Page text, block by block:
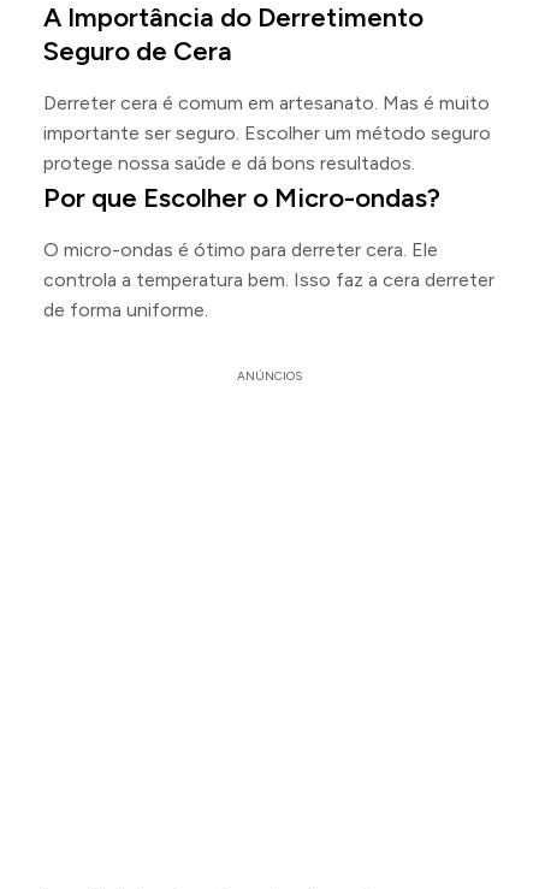
A Importância do Derretimento
Seguro de Cera
Derreter cera é comum em artesanato. Mas é muito
importante ser seguro. Escolher um método seguro
protege nossa saúde e dá bons resultados.
Por que Escolher o Micro-ondas?
O micro-ondas é ótimo para derreter cera. Ele
controla a temperatura bem. Isso faz a cera derreter
de forma uniforme.
ANÚNCIOS